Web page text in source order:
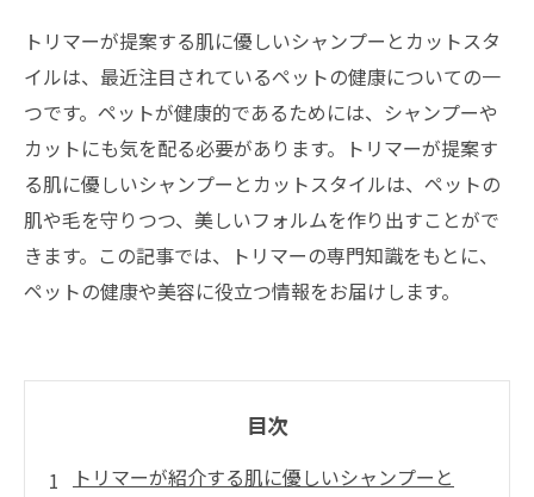
トリマーが提案する肌に優しいシャンプーとカットスタ
イルは、最近注目されているペットの健康についての一
つです。ペットが健康的であるためには、シャンプーや
カットにも気を配る必要があります。トリマーが提案す
る肌に優しいシャンプーとカットスタイルは、ペットの
肌や毛を守りつつ、美しいフォルムを作り出すことがで
きます。この記事では、トリマーの専門知識をもとに、
ペットの健康や美容に役立つ情報をお届けします。
目次
トリマーが紹介する肌に優しいシャンプーと